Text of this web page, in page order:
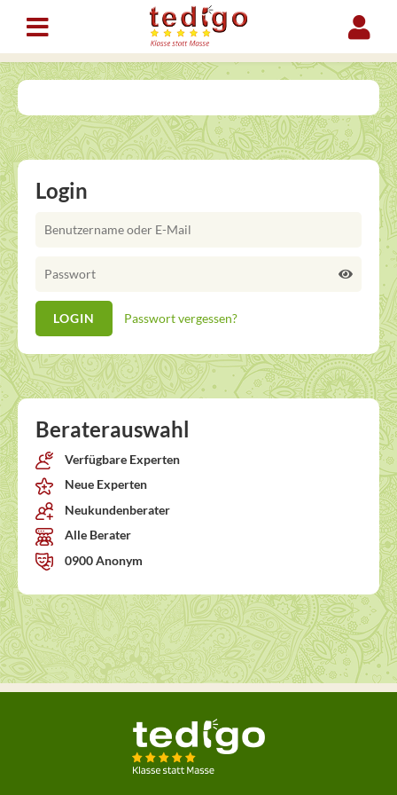
Login
Passwort vergessen?
Beraterauswahl
Verfügbare Experten
Neue Experten
Neukundenberater
Alle Berater
0900 Anonym